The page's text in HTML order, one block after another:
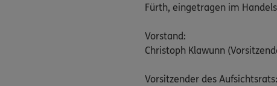
Fürth, eingetragen im
Vorstand:
Christoph Klawunn
Vorsitzender des Aufsichtsrats: